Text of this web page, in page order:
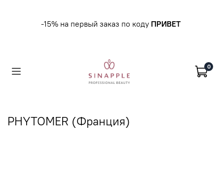
-15% на первый заказ по коду ПРИВЕТ
0
PHYTOMER (Франция)